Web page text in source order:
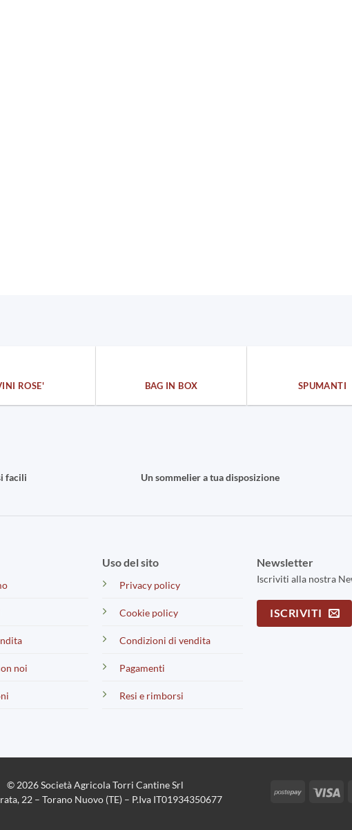
ROSE' BAG IN BOX SPUMANTI
facili Un sommelier a tua disposizione
noi
Uso del sito
Privacy policy
Cookie policy
Condizioni di vendita
Pagamenti
Resi e rimborsi
Newsletter
Iscriviti alla nostra
ISCRIVITI
© 2026 Società Agricola Torri Cantine Srl
22 – Torano Nuovo (TE) – P.Iva IT01934350677
Postepay